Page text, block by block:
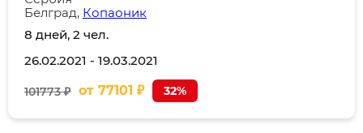
Белград, Копаоник
8 дней, 2 чел.
26.02.2021 - 19.03.2021
101773 ₽ от 77101 ₽ 32%